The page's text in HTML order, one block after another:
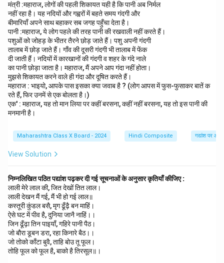
Download Solution in PDF
मंत्री :महाराज, लोगों की पहली शिकायत यही है कि पानी अब निर्मल
नहीं रहा है। यह नदियों और गह्वरों में बहते समय गंदगी और
बीमारियाँ अपने साथ बहाकर सब जगह पहुँचा देता है।
पानी :महाराज, ये लोग पहले की तरह पानी की रखवाली नहीं करते हैं।
पशुओं को जोहड़ के भीतर तैरने छोड़ जाते हैं। पशु अपनी गंदगी
तालाब में छोड़ जाते हैं। गाँव की दूसरी गंदगी भी तालाब में फेंक
दी जाती हैं। नदियों में कारखानों की गंदगी व शहर के गंदे नाले
का पानी छोड़ा जाता है। महाराज, मैं अपने आप गंदा नहीं होता।
मुझसे शिकायत करने वाले ही गंदा और दूषित करते हैं।
महाराज : भाइयो, आपके पास इसका क्या जवाब है ? (लोग आपस में फुस-फुसाकर बातें क
रते हैं, फिर उनमें से एक बोलता है।)
एक' : महाराज, यह तो मान लिया पर कहीं बरसना, कहीं नहीं बरसना, यह तो इस पानी की
मनमानी है।
Maharashtra Class X Board - 2024 Hindi Composite गद्यांश पर
View Solution
निम्नलिखित पठित पद्यांश पढ़कर दी गई सूचनाओं के अनुसार कृतियाँ कीजिए :
लाली मेरे लाल की, जित देखों तित लाल।
लाली देखन मैं गई, मैं भी हो गई लाल॥
कस्तूरी कुंडल बसै, मृग ढूँढ़ै बन माहिं।
ऐसे घट में पीव है, दुनिया जानै नाहिं।।
जिन ढूँढ़ा तिन पाइयाँ, गहिरे पानी पैठ।
जो बौरा डूबन डरा, रहा किनारे बैठ।।
जो तोको काँटा बुवै, ताहि बोउ तू फूल।
तोहि फूल को फूल है, बाको है तिरसूल॥।